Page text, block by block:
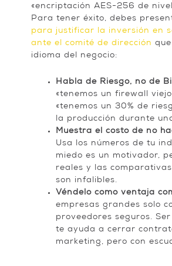
«encriptación AES-256 de
Para tener éxito, debes
para justificar la inversión en
ante el comité de dirección
idioma del negocio:
Habla de Riesgo, no de
«tenemos un firewall
«tenemos un 30% de
la producción durante
Muestra el costo de no
Usa los números de tu
miedo es un motivador,
reales y las
son infalibles.
Véndelo como ventaja
empresas grandes solo
proveedores seguros.
te ayuda a cerrar
marketing, pero con